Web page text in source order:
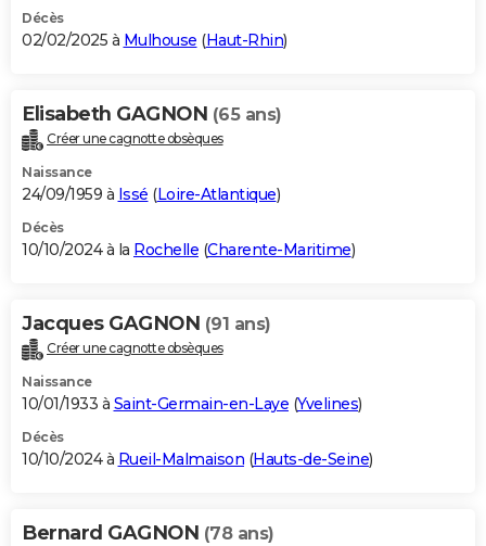
Décès
02/02/2025 à Mulhouse (Haut-Rhin)
Elisabeth GAGNON (65 ans)
Créer une cagnotte obsèques
Naissance
24/09/1959 à Issé (Loire-Atlantique)
Décès
10/10/2024 à la Rochelle (Charente-Maritime)
Jacques GAGNON (91 ans)
Créer une cagnotte obsèques
Naissance
10/01/1933 à Saint-Germain-en-Laye (Yvelines)
Décès
10/10/2024 à Rueil-Malmaison (Hauts-de-Seine)
Bernard GAGNON (78 ans)